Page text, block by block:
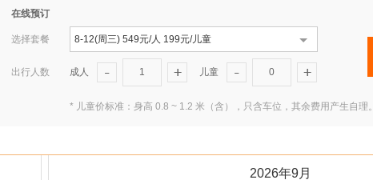
在线预订
选择套餐 8-12(周三) 549元/人 199元/儿童
出行人数 1
成人 0
儿童
* 儿童价标准：身高 0.8 ~ 1.2 米（含），只含车位，其余费用产生自理。
2026年9月